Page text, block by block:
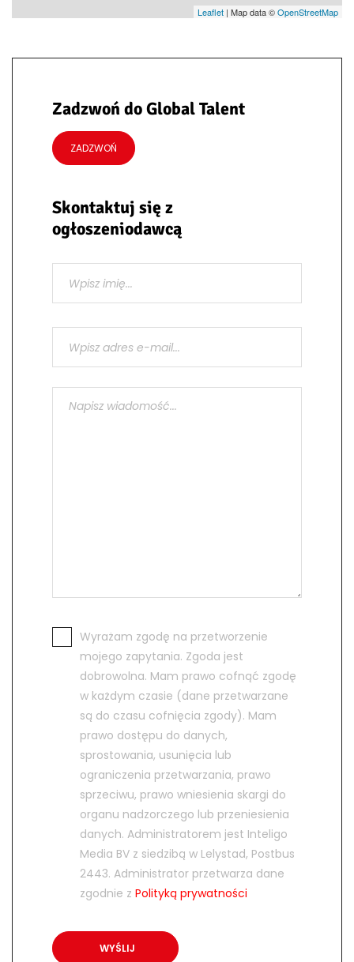
Leaflet | Map data ©OpenStreetMap
Zadzwoń do Global Talent
ZADZWOŃ
Skontaktuj się z
ogłoszeniodawcą
Wyrażam zgodę na przetworzenie
mojego zapytania. Zgoda jest
dobrowolna. Mam prawo cofnąć zgodę
w każdym czasie (dane przetwarzane
są do czasu cofnięcia zgody). Mam
prawo dostępu do danych,
sprostowania, usunięcia lub
ograniczenia przetwarzania, prawo
sprzeciwu, prawo wniesienia skargi do
organu nadzorczego lub przeniesienia
danych. Administratorem jest Inteligo
Media BV z siedzibą w Lelystad, Postbus
2443. Administrator przetwarza dane
zgodnie z Polityką prywatności